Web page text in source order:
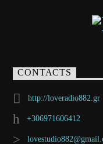
CONTACTS
http://loveradio882.gr
+306971606412